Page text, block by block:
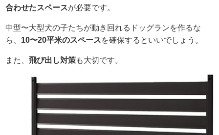
合わせたスペースが必要です。
中型〜大型犬の子たちが動き回れるドッグランを作るな
ら、 10〜20平米のスペースを確保するといいでしょう。
また、飛び出し対策も大切です。